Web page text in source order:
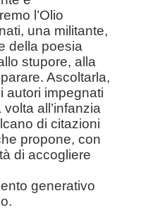
l’Olio
una militante,
della poesia
stupore, alla
Ascoltarla,
autori impegnati
all’infanzia
di citazioni
propone, con
di accogliere
generativo